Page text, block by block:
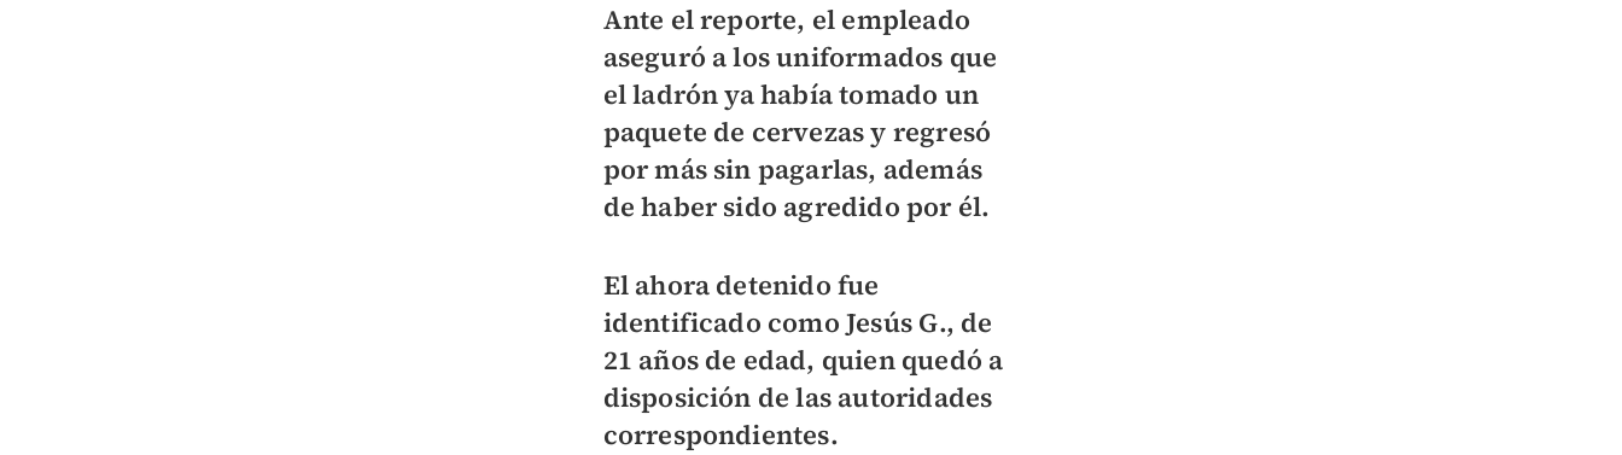
Ante el reporte, el empleado
aseguró a los uniformados que
el ladrón ya había tomado un
paquete de cervezas y regresó
por más sin pagarlas, además
de haber sido agredido por él.
El ahora detenido fue
identificado como Jesús G., de
21 años de edad, quien quedó a
disposición de las autoridades
correspondientes.